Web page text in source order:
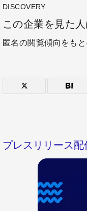
DISCOVERY
この企業を見た
匿名の閲覧傾向をも
プレスリリース配